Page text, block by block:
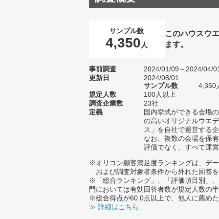
サンプル数
4,350 人
このハウスウ
ます。
事前調査
2024/01/09～2024/04/
更新日
2024/08/01
サンプル数
4,350
規定人数
100人以上
調査企業数
23社
定義
国内挙式ができる会場
の高いオリジナルウエ
ス」を自社で運営する
なお、複数の会場を保
評価でなく、すべて運
※オリコン顧客満足度ランキングは、デ
および調査対象者条件から外れた回答
※「総合ランキング」、「評価項目別」
門においては有効回答者数が規定人数の
※総合得点が60.0点以上で、他人に薦め
≫ 詳細はこちら